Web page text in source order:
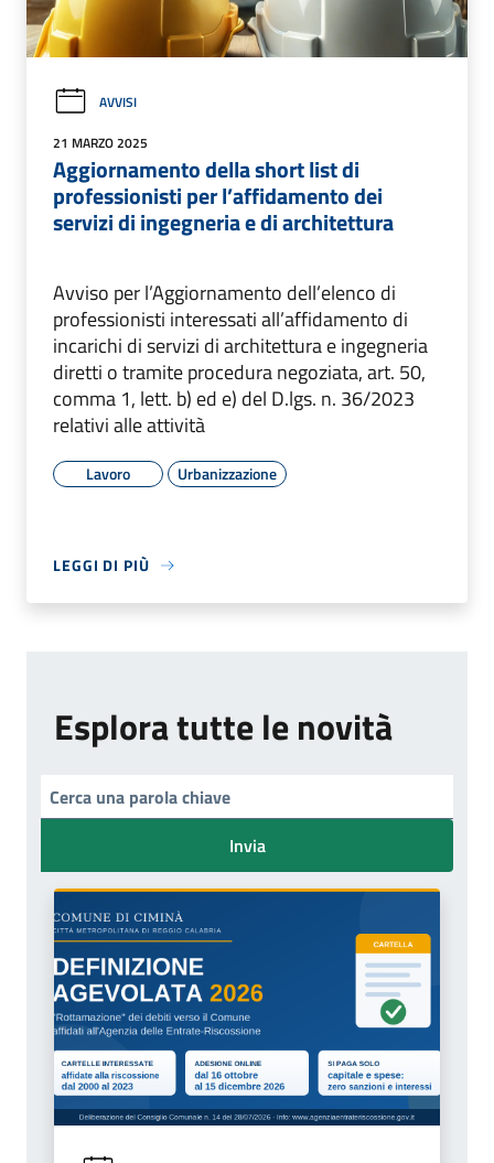
AVVISI
21 MARZO 2025
Aggiornamento della short list di
professionisti per l’affidamento dei
servizi di ingegneria e di architettura
Avviso per l’Aggiornamento dell’elenco di
professionisti interessati all’affidamento di
incarichi di servizi di architettura e ingegneria
diretti o tramite procedura negoziata, art. 50,
comma 1, lett. b) ed e) del D.lgs. n. 36/2023
relativi alle attività
Lavoro Urbanizzazione
LEGGI DI PIÙ
Esplora tutte le novità
Invia